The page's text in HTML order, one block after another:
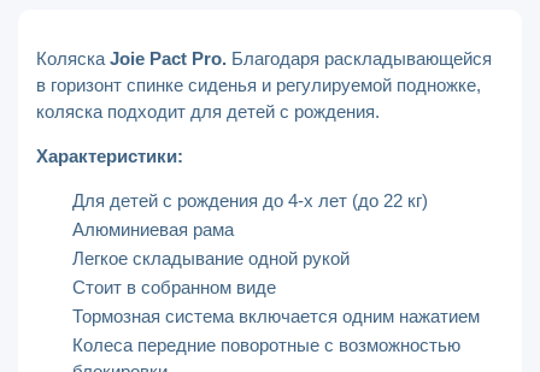
Коляска Joie Pact Pro. Благодаря раскладывающейся
в горизонт спинке сиденья и регулируемой подножке,
коляска подходит для детей с рождения.
Характеристики:
Для детей с рождения до 4-х лет (до 22 кг)
Алюминиевая рама
Легкое складывание одной рукой
Стоит в собранном виде
Тормозная система включается одним нажатием
Колеса передние поворотные с возможностью